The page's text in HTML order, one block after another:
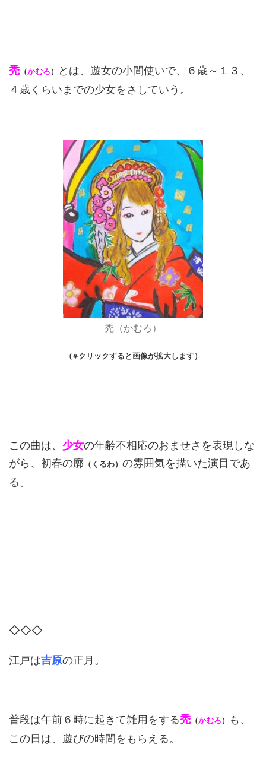
禿（かむろ ）
とは、遊女の小間使いで、６歳～１３、
４歳くらいまでの少女をさしていう。
禿（かむろ）
（※クリックすると画像が拡大します）
この曲は、 少女の年齢不相応のおませさを表現しな
がら、初春の廓 （くるわ） の雰囲気を描いた演目であ
る。
◇◇◇
江戸は吉原の正月。
普段は午前６時に起きて雑用をする禿（かむろ ）
も、
この日は、遊びの時間をもらえる。